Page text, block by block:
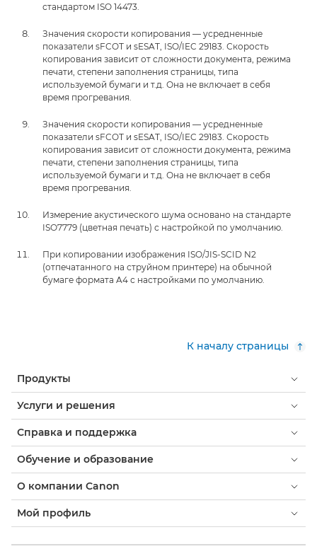
стандартом ISO 14473.
Значения скорости копирования — усредненные
показатели sFCOT и sESAT, ISO/IEC 29183. Скорость
копирования зависит от сложности документа, режима
печати, степени заполнения страницы, типа
используемой бумаги и т.д. Она не включает в себя
время прогревания.
Значения скорости копирования — усредненные
показатели sFCOT и sESAT, ISO/IEC 29183. Скорость
копирования зависит от сложности документа, режима
печати, степени заполнения страницы, типа
используемой бумаги и т.д. Она не включает в себя
время прогревания.
Измерение акустического шума основано на стандарте
ISO7779 (цветная печать) с настройкой по умолчанию.
При копировании изображения ISO/JIS-SCID N2
(отпечатанного на струйном принтере) на обычной
бумаге формата A4 с настройками по умолчанию.
К началу страницы
Продукты
Услуги и решения
Справка и поддержка
Обучение и образование
О компании Canon
Мой профиль